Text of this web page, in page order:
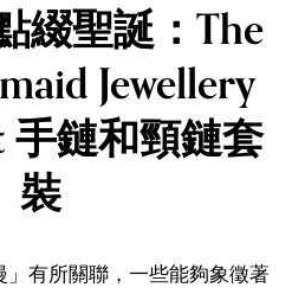
綴聖誕：The
Jewellery
鏈和頸鏈套
裝
有所關聯，一些能夠象徵著